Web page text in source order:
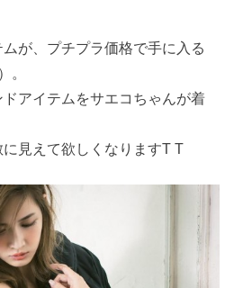
が、プチプラ価格で手に入る
。
アイテムをサエコちゃんが着
見えて欲しくなりますT T